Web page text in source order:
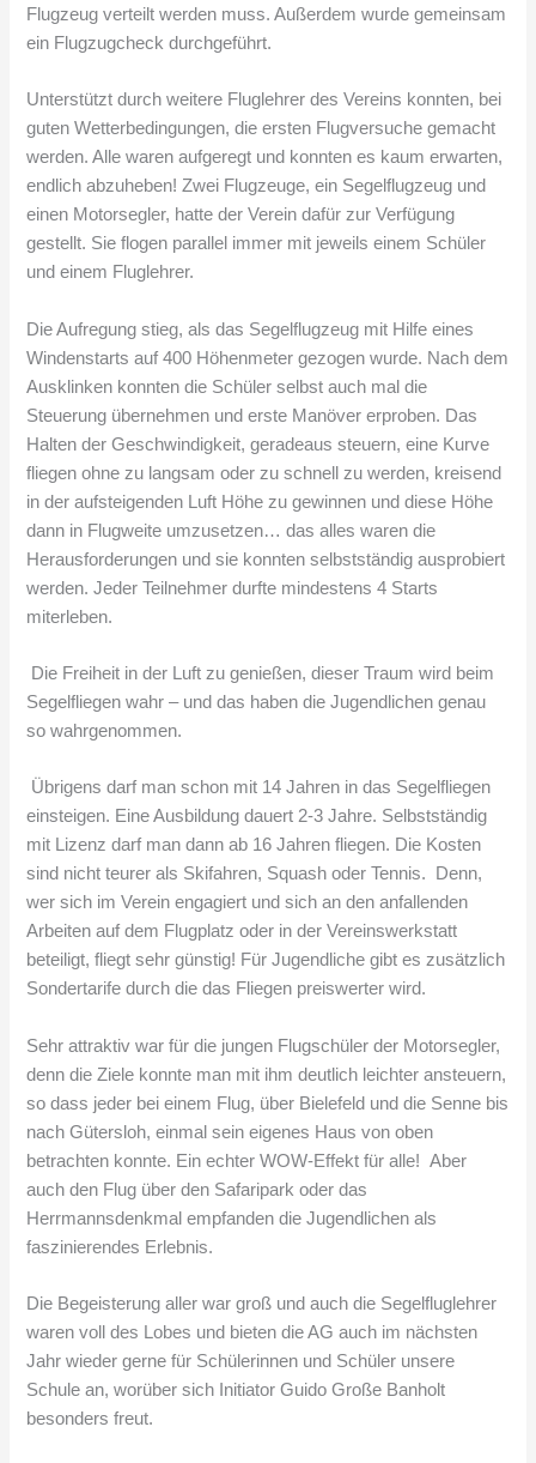
Flugzeug verteilt werden muss. Außerdem wurde gemeinsam
ein Flugzugcheck durchgeführt.
Unterstützt durch weitere Fluglehrer des Vereins konnten, bei
guten Wetterbedingungen, die ersten Flugversuche gemacht
werden. Alle waren aufgeregt und konnten es kaum erwarten,
endlich abzuheben! Zwei Flugzeuge, ein Segelflugzeug und
einen Motorsegler, hatte der Verein dafür zur Verfügung
gestellt. Sie flogen parallel immer mit jeweils einem Schüler
und einem Fluglehrer.
Die Aufregung stieg, als das Segelflugzeug mit Hilfe eines
Windenstarts auf 400 Höhenmeter gezogen wurde. Nach dem
Ausklinken konnten die Schüler selbst auch mal die
Steuerung übernehmen und erste Manöver erproben. Das
Halten der Geschwindigkeit, geradeaus steuern, eine Kurve
fliegen ohne zu langsam oder zu schnell zu werden, kreisend
in der aufsteigenden Luft Höhe zu gewinnen und diese Höhe
dann in Flugweite umzusetzen… das alles waren die
Herausforderungen und sie konnten selbstständig ausprobiert
werden. Jeder Teilnehmer durfte mindestens 4 Starts
miterleben.
Die Freiheit in der Luft zu genießen, dieser Traum wird beim
Segelfliegen wahr – und das haben die Jugendlichen genau
so wahrgenommen.
Übrigens darf man schon mit 14 Jahren in das Segelfliegen
einsteigen. Eine Ausbildung dauert 2-3 Jahre. Selbstständig
mit Lizenz darf man dann ab 16 Jahren fliegen. Die Kosten
sind nicht teurer als Skifahren, Squash oder Tennis. Denn,
wer sich im Verein engagiert und sich an den anfallenden
Arbeiten auf dem Flugplatz oder in der Vereinswerkstatt
beteiligt, fliegt sehr günstig! Für Jugendliche gibt es zusätzlich
Sondertarife durch die das Fliegen preiswerter wird.
Sehr attraktiv war für die jungen Flugschüler der Motorsegler,
denn die Ziele konnte man mit ihm deutlich leichter ansteuern,
so dass jeder bei einem Flug, über Bielefeld und die Senne bis
nach Gütersloh, einmal sein eigenes Haus von oben
betrachten konnte. Ein echter WOW-Effekt für alle! Aber
auch den Flug über den Safaripark oder das
Herrmannsdenkmal empfanden die Jugendlichen als
faszinierendes Erlebnis.
Die Begeisterung aller war groß und auch die Segelfluglehrer
waren voll des Lobes und bieten die AG auch im nächsten
Jahr wieder gerne für Schülerinnen und Schüler unsere
Schule an, worüber sich Initiator Guido Große Banholt
besonders freut.